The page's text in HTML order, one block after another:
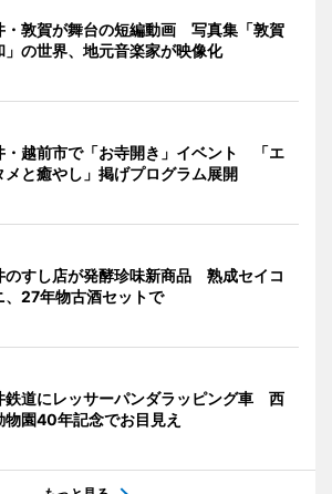
・敦賀が舞台の短編動画 写真集「敦賀
」の世界、地元音楽家が映像化
・越前市で「お寺開き」イベント 「エ
メと癒やし」掲げプログラム展開
のすし店が発酵珍味新商品 熟成セイコ
、27年物古酒セットで
鉄道にレッサーパンダラッピング車 西
物園40年記念でお目見え